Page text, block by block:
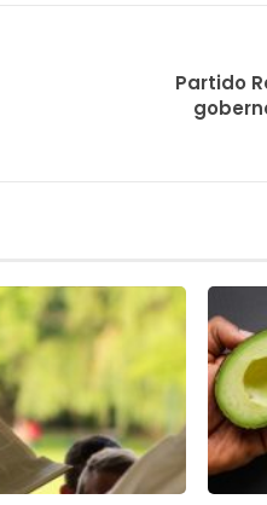
Partido